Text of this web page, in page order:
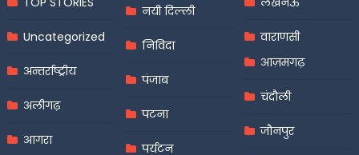
Uncategorized
अन्तर्राष्ट्रीय
अलीगढ़
आगरा
नयी दिल्ली
निविदा
पंजाब
पटना
पर्यटन
वाराणसी
आज़मगढ़
चंदौली
जौनपुर